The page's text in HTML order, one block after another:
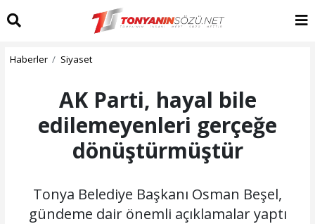
Haberler Siyaset
AK Parti, hayal bile
edilemeyenleri gerçeğe
dönüştürmüştür
Tonya Belediye Başkanı Osman Beşel,
gündeme dair önemli açıklamalar yaptı